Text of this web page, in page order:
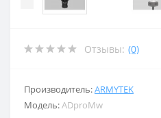
Отзывы: (0)
Производитель:ARMYTEK
Модель:ADproMw